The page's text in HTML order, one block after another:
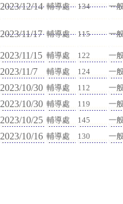
2023/12/14 輔導處 134 一
2023/11/17 輔導處 115 一
2023/11/15 輔導處 122 一
2023/11/7 輔導處 124 一
2023/10/30 輔導處 112 一
2023/10/30 輔導處 119 一
2023/10/25 輔導處 145 一
2023/10/16 輔導處 130 一